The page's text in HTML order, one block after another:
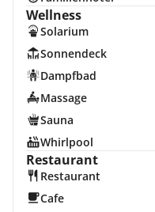
Wellness
Solarium
Sonnendeck
Dampfbad
Massage
Sauna
Whirlpool
Restaurant
Restaurant
Cafe